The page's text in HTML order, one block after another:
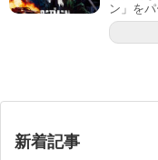
ン」を
新着記事